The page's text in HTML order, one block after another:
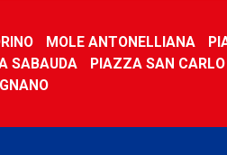
MOLE ANTONELLIANA
SABAUDA PIAZZA SAN CARLO